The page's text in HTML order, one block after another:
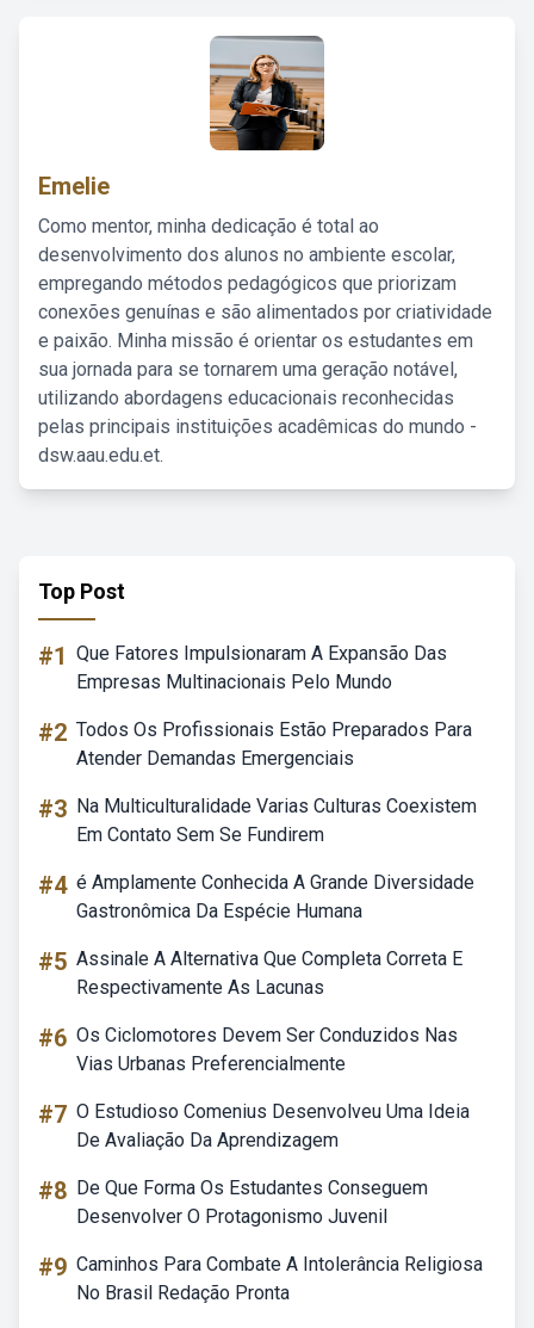
Emelie
Como mentor, minha dedicação é total ao
desenvolvimento dos alunos no ambiente escolar,
empregando métodos pedagógicos que priorizam
conexões genuínas e são alimentados por criatividade
e paixão. Minha missão é orientar os estudantes em
sua jornada para se tornarem uma geração notável,
utilizando abordagens educacionais reconhecidas
pelas principais instituições acadêmicas do mundo -
dsw.aau.edu.et.
Top Post
#1 Que Fatores Impulsionaram A Expansão Das
Empresas Multinacionais Pelo Mundo
#2 Todos Os Profissionais Estão Preparados Para
Atender Demandas Emergenciais
#3 Na Multiculturalidade Varias Culturas Coexistem
Em Contato Sem Se Fundirem
#4 é Amplamente Conhecida A Grande Diversidade
Gastronômica Da Espécie Humana
#5 Assinale A Alternativa Que Completa Correta E
Respectivamente As Lacunas
#6 Os Ciclomotores Devem Ser Conduzidos Nas
Vias Urbanas Preferencialmente
#7 O Estudioso Comenius Desenvolveu Uma Ideia
De Avaliação Da Aprendizagem
#8 De Que Forma Os Estudantes Conseguem
Desenvolver O Protagonismo Juvenil
#9 Caminhos Para Combate A Intolerância Religiosa
No Brasil Redação Pronta